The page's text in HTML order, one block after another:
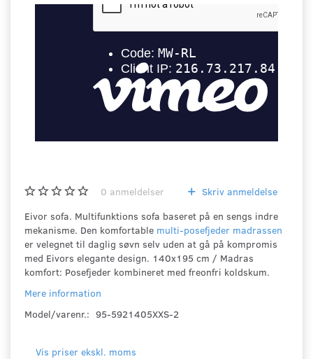
0 anmeldelser
Skriv anmeldelse
Eivor sofa. Multifunktions sofa baseret på en sengs indre
mekanisme. Den komfortable multi-posefjeder madrassen
er velegnet til daglig søvn selv uden at gå på kompromis
med Eivors elegante design. 140x195 cm / Madras
komfort: Posefjeder kombineret med freonfri koldskum.
Mere information
Model/varenr.: 95-5921405XXS-2
Vis priser ekskl. moms